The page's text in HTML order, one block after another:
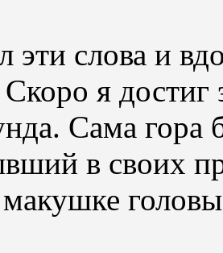
слова и
я достиг
Сама гора
в своих